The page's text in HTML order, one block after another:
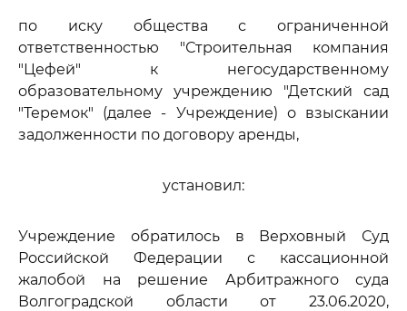
по иску общества с ограниченной
ответственностью "Строительная компания
"Цефей" к негосударственному
образовательному учреждению "Детский сад
"Теремок" (далее - Учреждение) о взыскании
задолженности по договору аренды,
установил:
Учреждение обратилось в Верховный Суд
Российской Федерации с кассационной
жалобой на решение Арбитражного суда
Волгоградской области от 23.06.2020,